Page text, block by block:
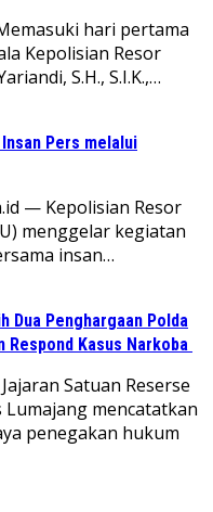
hari pertama
Kepolisian Resor
S.H., S.I.K.,…
Pers melalui
— Kepolisian Resor
menggelar kegiatan
insan…
Dua Penghargaan Polda
Kasus Narkoba
Satuan Reserse
mencatatkan
penegakan hukum